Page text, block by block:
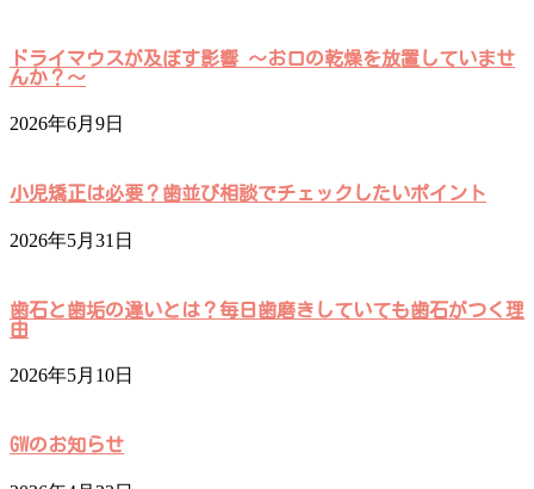
ドライマウスが及ぼす影響 ～お口の乾燥を放置していませ
んか？～
2026年6月9日
小児矯正は必要？歯並び相談でチェックしたいポイント
2026年5月31日
歯石と歯垢の違いとは？毎日歯磨きしていても歯石がつく理
由
2026年5月10日
GWのお知らせ